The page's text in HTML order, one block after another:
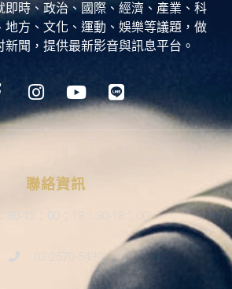
即時、政治、國際、經濟、產業、科
地方、文化、運動、娛樂等議題，做
聞，提供最新影音與訊息平台。
聯絡資訊
30-12：00；13：30-18：00
02-2570-5439